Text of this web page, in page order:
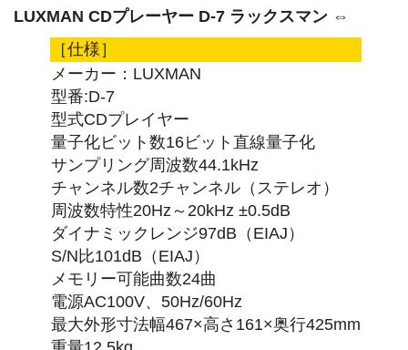
LUXMAN CDプレーヤー D-7 ラックスマン ⇔
［仕様］
メーカー：LUXMAN
型番:D-7
型式CDプレイヤー
量子化ビット数16ビット直線量子化
サンプリング周波数44.1kHz
チャンネル数2チャンネル（ステレオ）
周波数特性20Hz～20kHz ±0.5dB
ダイナミックレンジ97dB（EIAJ）
S/N比101dB（EIAJ）
メモリー可能曲数24曲
電源AC100V、50Hz/60Hz
最大外形寸法幅467×高さ161×奥行425mm